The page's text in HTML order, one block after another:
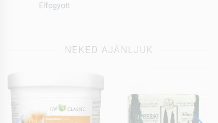
Elfogyott
NEKED AJÁNLJUK